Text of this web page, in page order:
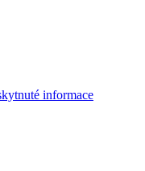
informace